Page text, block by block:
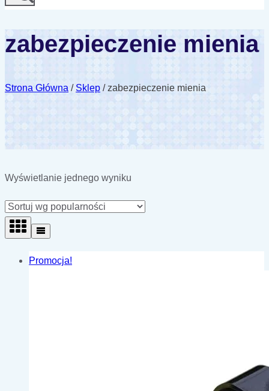
zabezpieczenie mienia
Strona Główna / Sklep / zabezpieczenie mienia
Wyświetlanie jednego wyniku
Promocja!